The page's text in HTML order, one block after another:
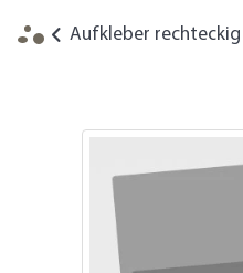
Aufkleber rechteckig